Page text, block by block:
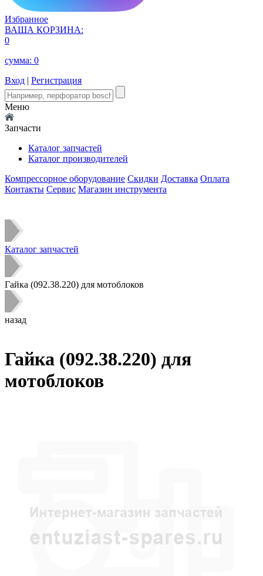
Избранное
ВАША КОРЗИНА:
0
сумма: 0
Вход | Регистрация
Меню
Запчасти
Каталог запчастей
Каталог производителей
Компрессорное оборудование Скидки Доставка Оплата
Контакты Сервис Магазин инструмента
Каталог запчастей
Гайка (092.38.220) для мотоблоков
назад
Гайка (092.38.220) для
мотоблоков